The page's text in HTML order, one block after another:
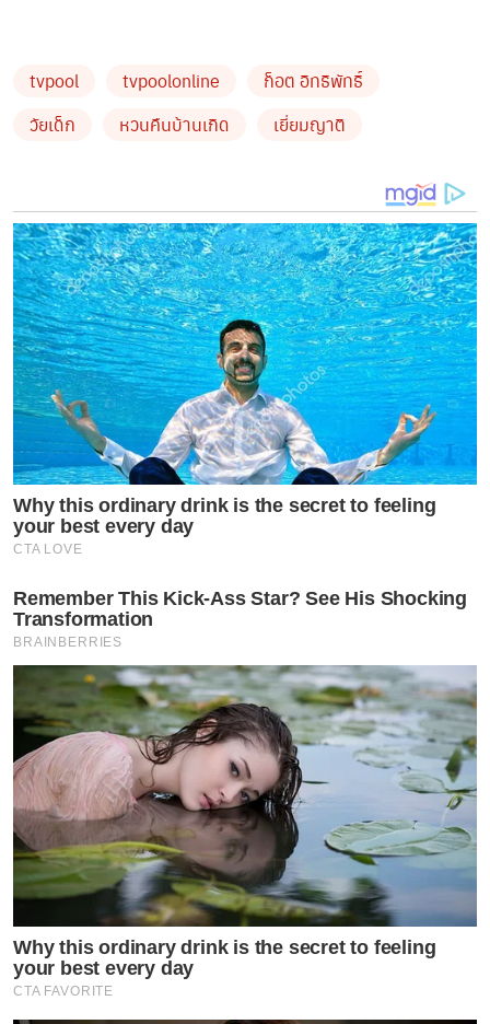
งานนี้ภาพความผูกพันและโมเมนต์สุดอบอุ่นระหว่างหลาน
ชายซุปตาร์กับคุณย่าคุณก๋งได้ถูกเผยแพร่ออกมาสู่สายตา
แฟนคลับ ทำให้หลายคนต่างบอกเป็นเสียงเดียวกันว่า
“อบอุ่นหัวใจ” และ “น่ารักมาก” ก็อต อิทธิพัทธ์ ได้ใช้เวลา
พูดคุย หยอกล้อ และดูแลคุณย่าคุณก๋งอย่างใกล้ชิด แสดงให้
เห็นถึงความกตัญญูและความรักอันบริสุทธิ์ที่เขามีต่อผู้มี
พระคุณ
tvpool tvpoolonline
ก็อต อิทธิพัทธิ์
วัยเด็ก
หวนคืนบ้านเกิด เยี่ยมญาติ
Why this ordinary drink is the secret to feeling
your best every day
CTA LOVE
Remember This Kick-Ass Star? See His Shocking
Transformation
BRAINBERRIES
Why this ordinary drink is the secret to feeling
your best every day
CTA FAVORITE